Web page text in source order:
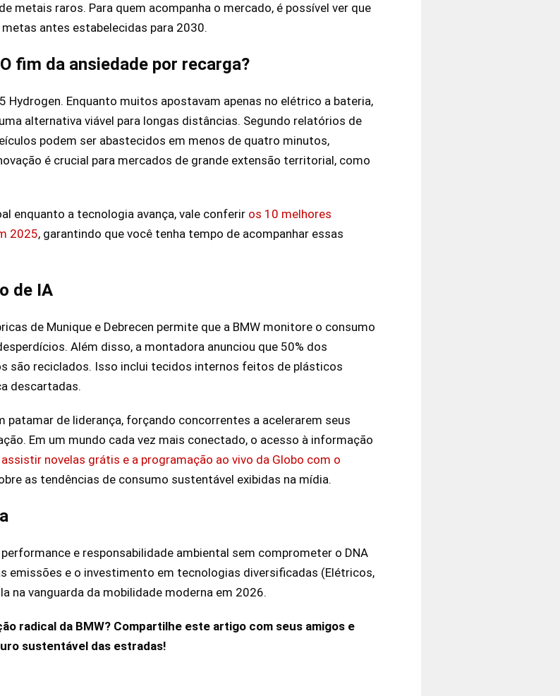
metais raros. Para quem acompanha o mercado, é possível ver que
antes estabelecidas para 2030.
fim da ansiedade por recarga?
Hydrogen. Enquanto muitos apostavam apenas no elétrico a bateria,
alternativa viável para longas distâncias. Segundo relatórios de
podem ser abastecidos em menos de quatro minutos,
é crucial para mercados de grande extensão territorial, como
enquanto a tecnologia avança, vale conferir os 10 melhores
2025, garantindo que você tenha tempo de acompanhar essas
de IA
de Munique e Debrecen permite que a BMW monitore o consumo
Além disso, a montadora anunciou que 50% dos
são reciclados. Isso inclui tecidos internos feitos de plásticos
descartadas.
patamar de liderança, forçando concorrentes a acelerarem seus
Em um mundo cada vez mais conectado, o acesso à informação
novelas grátis e a programação ao vivo da Globo com o
as tendências de consumo sustentável exibidas na mídia.
e responsabilidade ambiental sem comprometer o DNA
emissões e o investimento em tecnologias diversificadas (Elétricos,
na vanguarda da mobilidade moderna em 2026.
radical da BMW? Compartilhe este artigo com seus amigos e
sustentável das estradas!